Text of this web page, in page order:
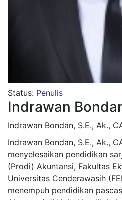
Status: Penulis
Indrawan
Indrawan Bondan, S.E., Ak.,
Indrawan Bondan, S.E., Ak.,
menyelesaikan pendidikan
(Prodi) Akuntansi, Fakultas
Universitas Cenderawasih
menempuh pendidikan